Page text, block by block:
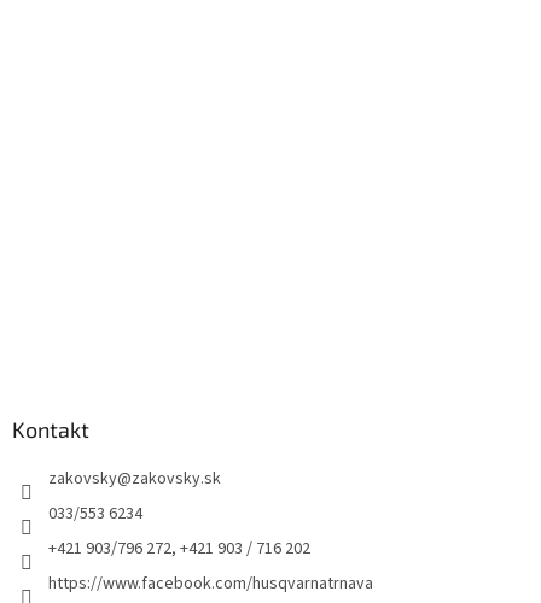
Kontakt
zakovsky@zakovsky.sk
033/553 6234
+421 903/796 272, +421 903 / 716 202
https://www.facebook.com/husqvarnatrnava